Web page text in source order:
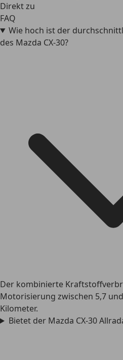
Direkt zu
FAQ
Wie hoch ist der
des Mazda CX-30?
Der kombinierte
Motorisierung zwischen 5,7
Kilometer.
Bietet der Mazda CX-30